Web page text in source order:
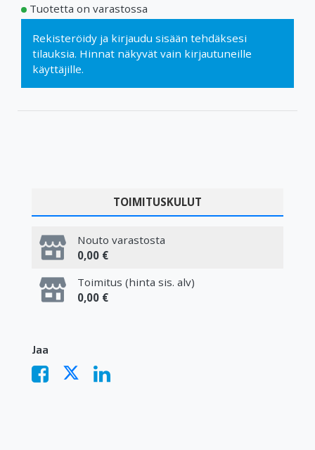
Tuotetta on varastossa
Rekisteröidy ja kirjaudu sisään tehdäksesi
tilauksia. Hinnat näkyvät vain kirjautuneille
käyttäjille.
TOIMITUSKULUT
Nouto varastosta
0,00 €
Toimitus (hinta sis. alv)
0,00 €
Jaa